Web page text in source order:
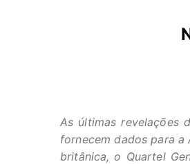
As últimas revelações
fornecem dados para a
britânica, o Quartel